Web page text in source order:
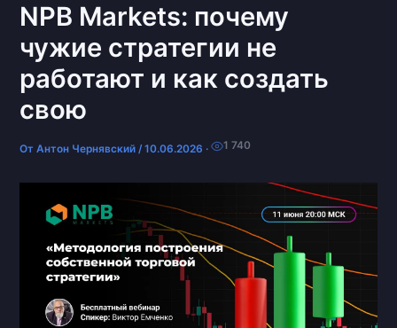
NPB Markets: почему
чужие стратегии не
работают и как создать
свою
ОтАнтон Чернявский/10.06.2026 · 1 740